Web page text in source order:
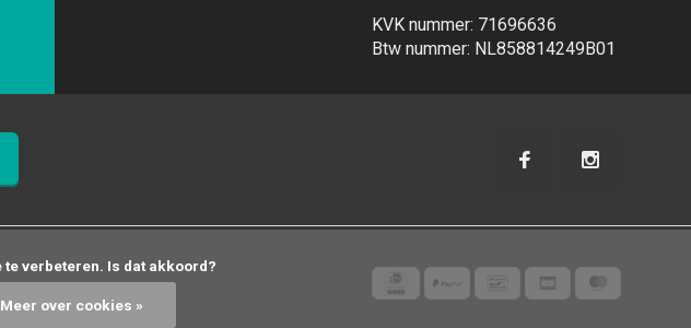
KVK nummer: 71696636
Btw nummer: NL858814249B01
Meer over cookies »